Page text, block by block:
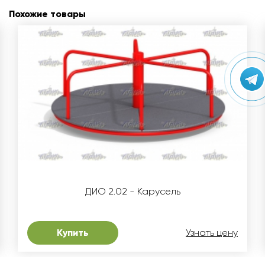
Похожие товары
ДИО 2.02 - Карусель
Купить Узнать цену